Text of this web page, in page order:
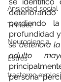
Ansiedad social
Timidez
Neurociencia
Estrés
trastorno
perdiendo
se deteriora
adulto
persona